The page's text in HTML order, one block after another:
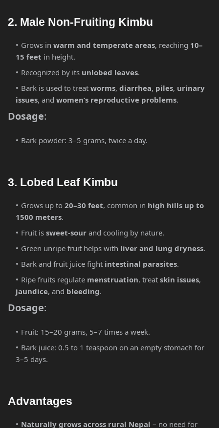
2. Male Non-Fruiting Kimbu
Grows in warm and temperate areas, reaching 10–
15 feet in height.
Recognized by its unlobed leaves.
Bark is used to treat worms, diarrhea, piles, urinary
issues, and women’s reproductive problems.
Dosage:
Bark powder: 3–5 grams, twice a day.
3. Lobed Leaf Kimbu
Grows up to 20–30 feet, common in high hills up to
1500 meters.
Fruit is sweet-sour and cooling by nature.
Green unripe fruit helps with liver and lung dryness.
Bark and fruit juice fight intestinal parasites.
Ripe fruits regulate menstruation, treat skin issues,
jaundice, and bleeding.
Dosage:
Fruit: 15–20 grams, 5–7 times a week.
Bark juice: 0.5 to 1 teaspoon on an empty stomach for
3–5 days.
Advantages
Naturally grows across rural Nepal – no need for